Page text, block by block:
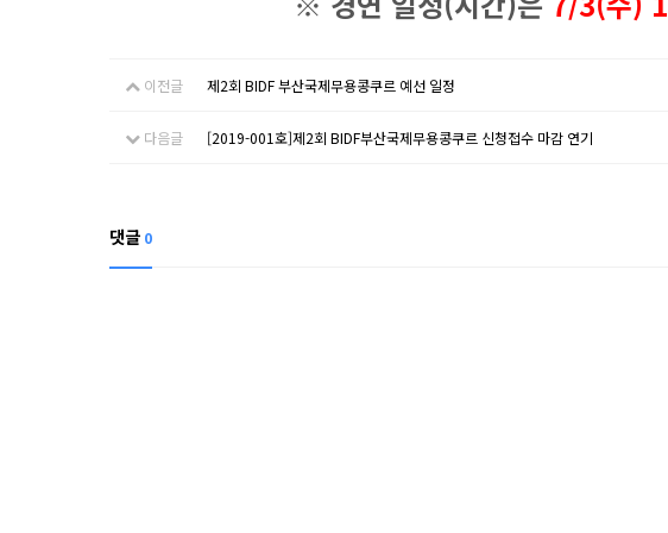
이전글 제2회 BIDF 부산국제무용콩쿠르 예선 일정
다음글 [2019-001호]제2회 BIDF부산국제무용콩쿠르 신청접수 마감 연기
댓글 0